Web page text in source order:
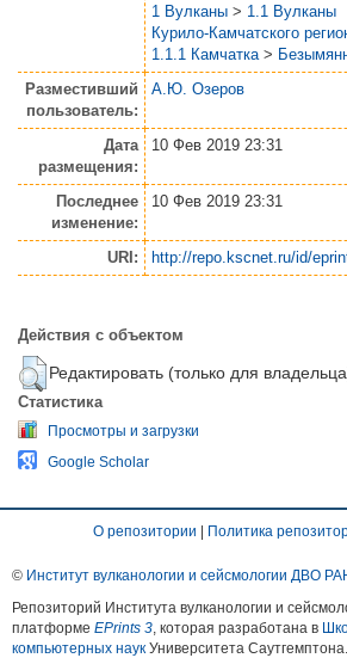
1 Вулканы > 1.1 Вулканы
Курило-Камчатского
1.1.1 Камчатка >
Разместивший
пользователь:
А.Ю. Озеров
Дата
размещения:
10 Фев 2019 23:31
Последнее
изменение:
10 Фев 2019 23:31
URI: http://repo.kscnet.ru/id/
Действия с объектом
Редактировать (только для
Статистика
Просмотры и загрузки
Google Scholar
О репозитории | Политика
© Институт вулканологии и сейсмологии ДВО
Репозиторий Института вулканологии и
платформе EPrints 3 , которая разработана в
компьютерных наук Университета Саутгемптона.